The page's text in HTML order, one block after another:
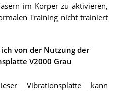
im Körper zu aktivieren,
Training nicht trainiert
von der Nutzung der
V2000 Grau
Vibrationsplatte kann